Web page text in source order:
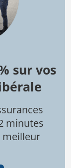
sur vos
minutes
meilleur